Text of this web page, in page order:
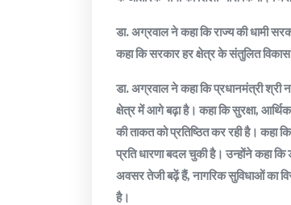
डा. अग्रवाल ने कहा कि राज्य की धामी
कहा कि सरकार हर क्षेत्र के संतुलित
डा. अग्रवाल ने कहा कि प्रधानमंत्री श्री
क्षेत्र में आगे बढ़ा है। कहा कि सुरक्षा,
की ताकत को प्रतिष्ठित कर रही है। कहा
प्रति धारणा बदल चुकी है। उन्होंने कहा
अवसर तेजी बढ़ें हैं, नागरिक सुविधाओं का
है।